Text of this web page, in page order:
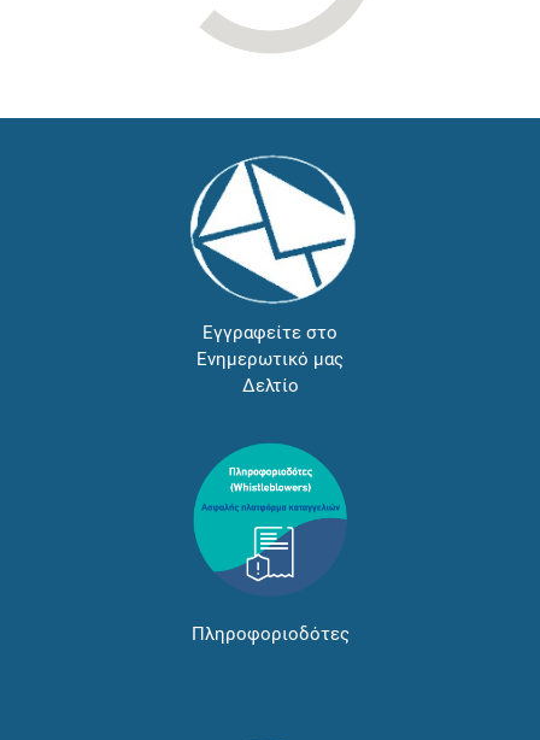
Εγγραφείτε στο
Ενημερωτικό μας
Δελτίο
Πληροφοριοδότες